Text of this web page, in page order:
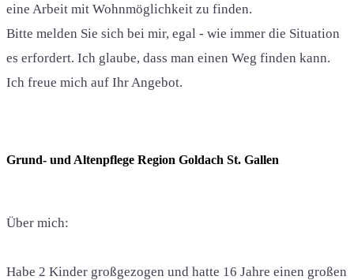
eine Arbeit mit Wohnmöglichkeit zu finden.
Bitte melden Sie sich bei mir, egal - wie immer die Situation
es erfordert. Ich glaube, dass man einen Weg finden kann.
Ich freue mich auf Ihr Angebot.
Grund- und Altenpflege Region Goldach St. Gallen
Über mich:
Habe 2 Kinder großgezogen und hatte 16 Jahre einen großen